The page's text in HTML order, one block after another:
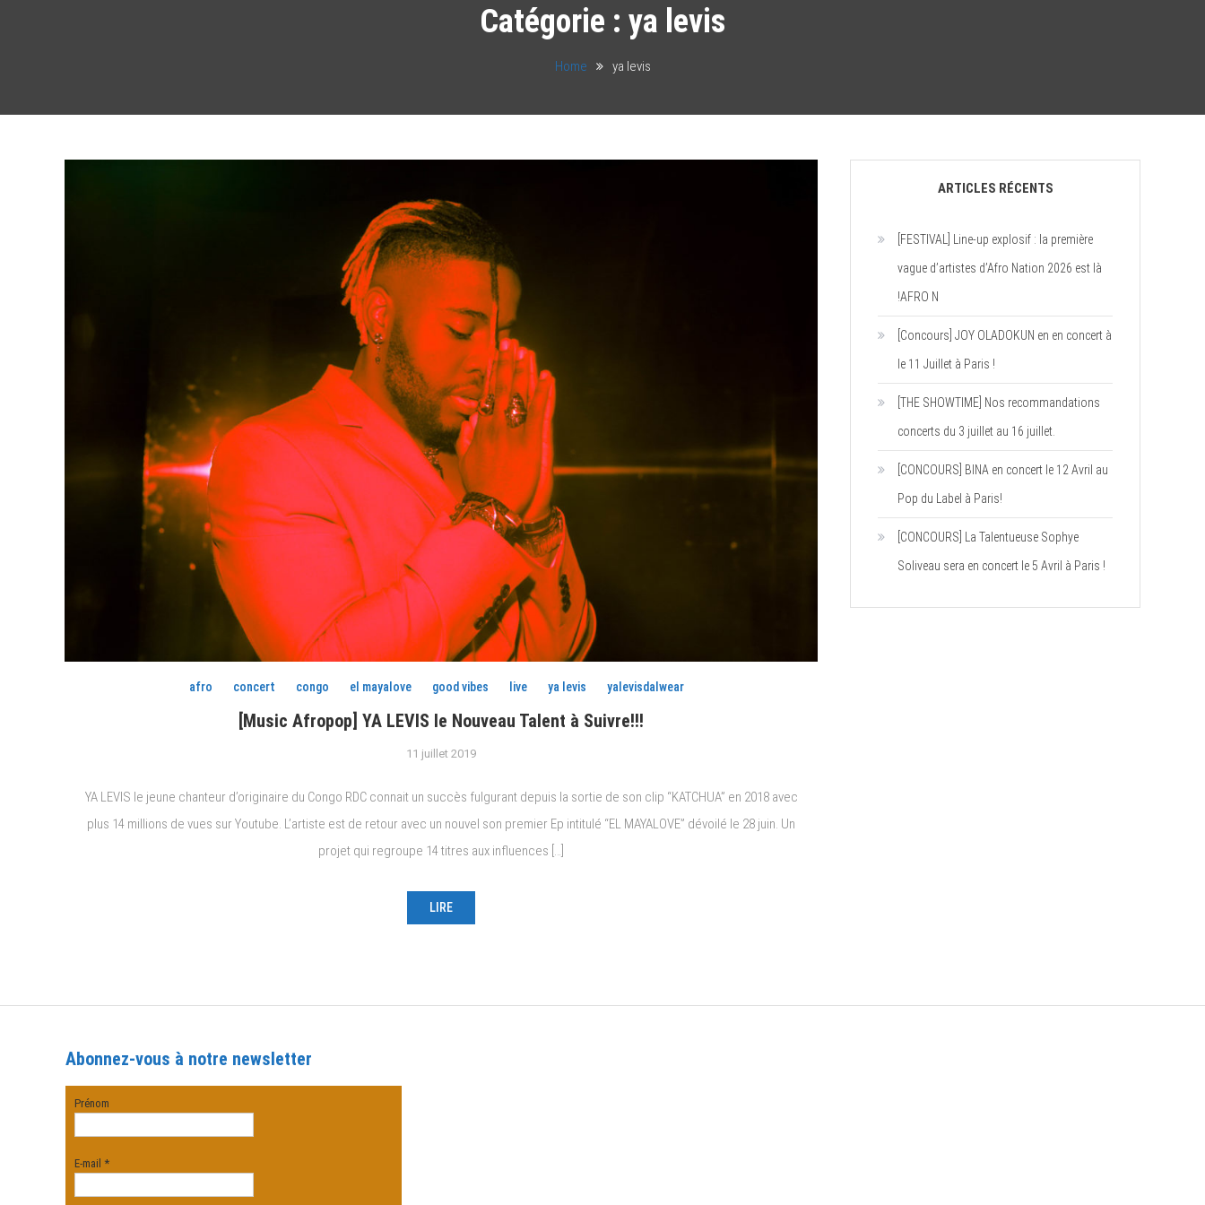
Catégorie : ya levis
Home ya levis
afro concert congo el mayalove good vibes live ya levis yalevisdalwear
[Music Afropop] YA LEVIS le Nouveau Talent à Suivre!!!
11 juillet 2019
YA LEVIS le jeune chanteur d’originaire du Congo RDC connait un succès fulgurant depuis la sortie de son clip “KATCHUA” en 2018 avec
plus 14 millions de vues sur Youtube. L’artiste est de retour avec un nouvel son premier Ep intitulé “EL MAYALOVE” dévoilé le 28 juin. Un
projet qui regroupe 14 titres aux influences […]
LIRE
ARTICLES RÉCENTS
[FESTIVAL] Line-up explosif : la première
vague d’artistes d’Afro Nation 2026 est là
!AFRO N
[Concours] JOY OLADOKUN en en concert à
le 11 Juillet à Paris !
[THE SHOWTIME] Nos recommandations
concerts du 3 juillet au 16 juillet.
[CONCOURS] BINA en concert le 12 Avril au
Pop du Label à Paris!
[CONCOURS] La Talentueuse Sophye
Soliveau sera en concert le 5 Avril à Paris !
Abonnez-vous à notre newsletter
Prénom
E-mail *